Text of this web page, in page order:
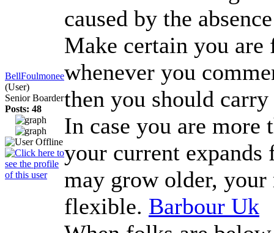
BellFoulmonee
(User)
Senior Boarder
Posts: 48
caused by the
Make certain you
whenever you
then you should
In case you are more
your current expands
may grow older, your
flexible. Barbour Uk